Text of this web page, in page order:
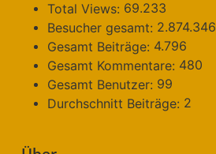
Total Views: 69.233
Besucher gesamt: 2.874.346
Gesamt Beiträge: 4.796
Gesamt Kommentare: 480
Gesamt Benutzer: 99
Durchschnitt Beiträge: 2